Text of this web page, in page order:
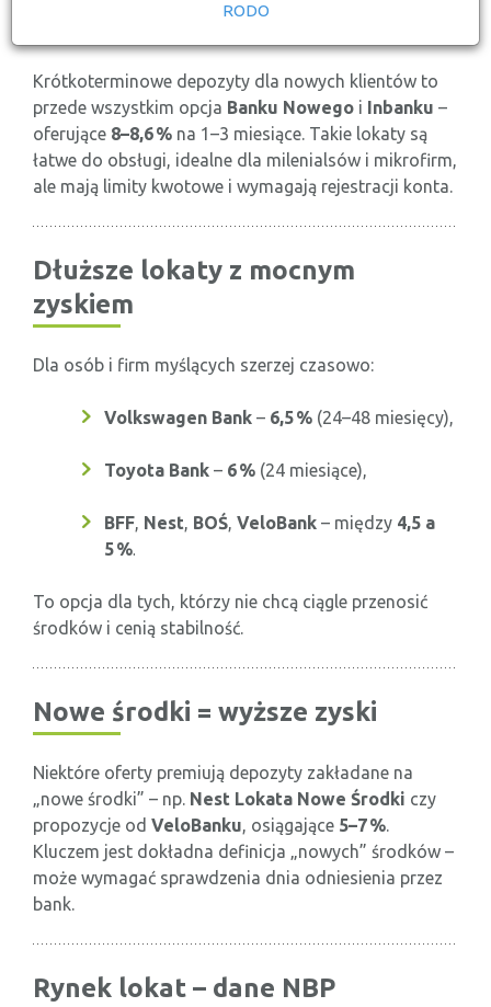
RODO
Lokaty szybkie i dochodowe
Krótkoterminowe depozyty dla nowych klientów to
przede wszystkim opcja Banku Nowego i Inbanku –
oferujące 8–8,6 % na 1–3 miesiące. Takie lokaty są
łatwe do obsługi, idealne dla milenialsów i mikrofirm,
ale mają limity kwotowe i wymagają rejestracji konta.
Dłuższe lokaty z mocnym
zyskiem
Dla osób i firm myślących szerzej czasowo:
Volkswagen Bank – 6,5 % (24–48 miesięcy),
Toyota Bank – 6 % (24 miesiące),
BFF, Nest, BOŚ, VeloBank – między 4,5 a
5 %.
To opcja dla tych, którzy nie chcą ciągle przenosić
środków i cenią stabilność.
Nowe środki = wyższe zyski
Niektóre oferty premiują depozyty zakładane na
„nowe środki” – np. Nest Lokata Nowe Środki czy
propozycje od VeloBanku, osiągające 5–7 %.
Kluczem jest dokładna definicja „nowych” środków –
może wymagać sprawdzenia dnia odniesienia przez
bank.
Rynek lokat – dane NBP